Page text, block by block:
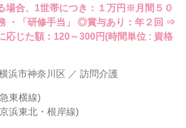
場合、1世帯につき：１万円※月間５０
・「研修手当」 ◎賞与あり：年２回 ⇒
応じた額：120～300円(時間単位 : 資格
浜市神奈川区 ／ 訪問介護
東横線)
浜東北・根岸線)